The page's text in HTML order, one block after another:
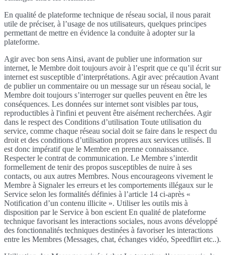
En qualité de plateforme technique de réseau social, il nous parait
utile de préciser, à l’usage de nos utilisateurs, quelques principes
permettant de mettre en évidence la conduite à adopter sur la
plateforme.
Agir avec bon sens Ainsi, avant de publier une information sur
internet, le Membre doit toujours avoir à l’esprit que ce qu’il écrit sur
internet est susceptible d’interprétations. Agir avec précaution Avant
de publier un commentaire ou un message sur un réseau social, le
Membre doit toujours s’interroger sur quelles peuvent en être les
conséquences. Les données sur internet sont visibles par tous,
reproductibles à l'infini et peuvent être aisément recherchées. Agir
dans le respect des Conditions d’utilisation Toute utilisation du
service, comme chaque réseau social doit se faire dans le respect du
droit et des conditions d’utilisation propres aux services utilisés. Il
est donc impératif que le Membre en prenne connaissance.
Respecter le contrat de communication. Le Membre s’interdit
formellement de tenir des propos susceptibles de nuire à ses
contacts, ou aux autres Membres. Nous encourageons vivement le
Membre à Signaler les erreurs et les comportements illégaux sur le
Service selon les formalités définies à l’article 14 ci-après «
Notification d’un contenu illicite ». Utiliser les outils mis à
disposition par le Service à bon escient En qualité de plateforme
technique favorisant les interactions sociales, nous avons développé
des fonctionnalités techniques destinées à favoriser les interactions
entre les Membres (Messages, chat, échanges vidéo, Speedflirt etc..).